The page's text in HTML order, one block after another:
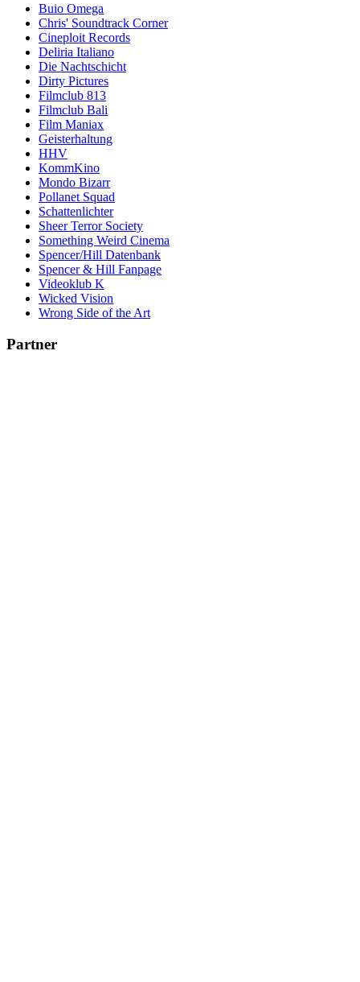
Buio Omega
Chris' Soundtrack Corner
Cineploit Records
Deliria Italiano
Die Nachtschicht
Dirty Pictures
Filmclub 813
Filmclub Bali
Film Maniax
Geisterhaltung
HHV
KommKino
Mondo Bizarr
Pollanet Squad
Schattenlichter
Sheer Terror Society
Something Weird Cinema
Spencer/Hill Datenbank
Spencer & Hill Fanpage
Videoklub K
Wicked Vision
Wrong Side of the Art
Partner